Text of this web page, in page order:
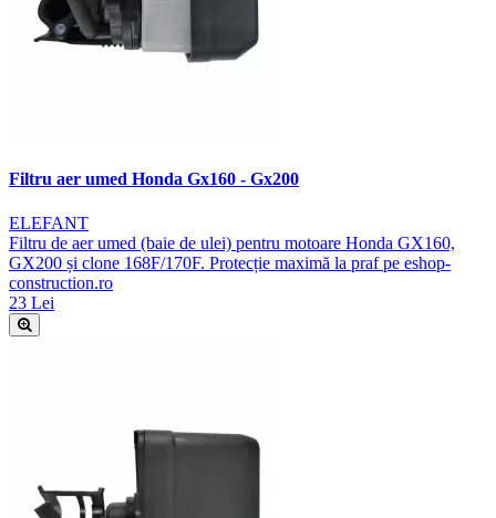
Filtru aer umed Honda Gx160 - Gx200
ELEFANT
Filtru de aer umed (baie de ulei) pentru motoare Honda GX160,
GX200 și clone 168F/170F. Protecție maximă la praf pe eshop-
construction.ro
23 Lei